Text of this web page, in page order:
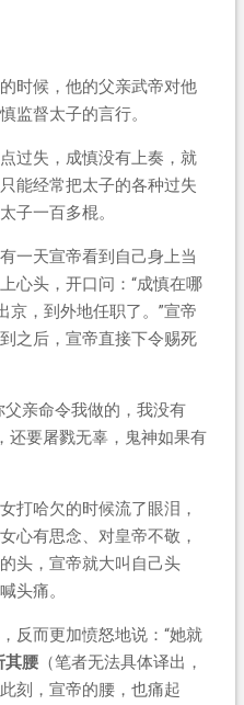
时候，他的父亲武帝对他
监督太子的言行。
过失，成慎没有上奏，就
能经常把太子的各种过失
子一百多棍。
一天宣帝看到自己身上当
心头，开口问：“成慎在哪
京，到外地任职了。”宣帝
之后，宣帝直接下令赐死
父亲命令我做的，我没有
，还要屠戮无辜，鬼神如果有
打哈欠的时候流了眼泪，
心有思念、对皇帝不敬，
头，宣帝就大叫自己头
头痛。
反而更加愤怒地说：“她就
其腰（笔者无法具体译出，
刻，宣帝的腰，也痛起